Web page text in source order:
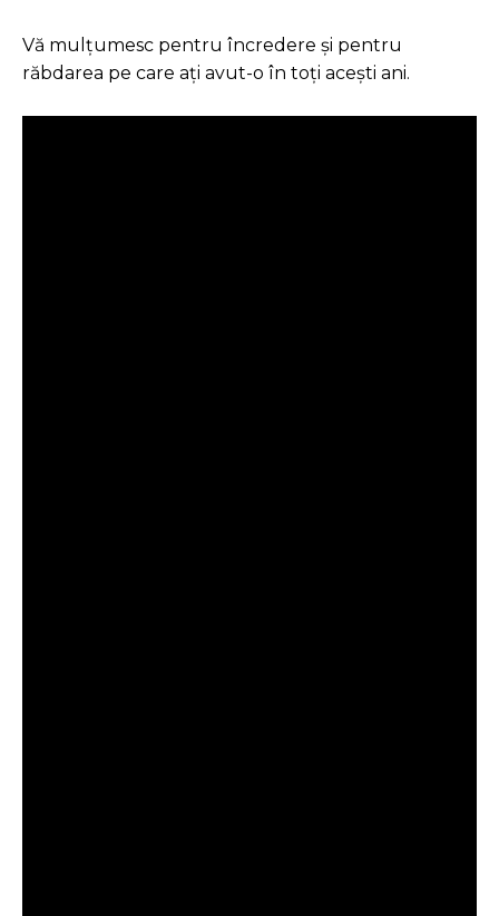
Vă mulțumesc pentru încredere și pentru
răbdarea pe care ați avut-o în toți acești ani.